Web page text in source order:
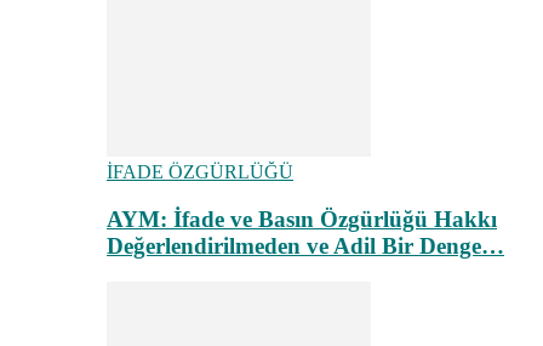
İFADE ÖZGÜRLÜĞÜ
AYM: İfade ve Basın Özgürlüğü Hakkı
Değerlendirilmeden ve Adil Bir Denge…